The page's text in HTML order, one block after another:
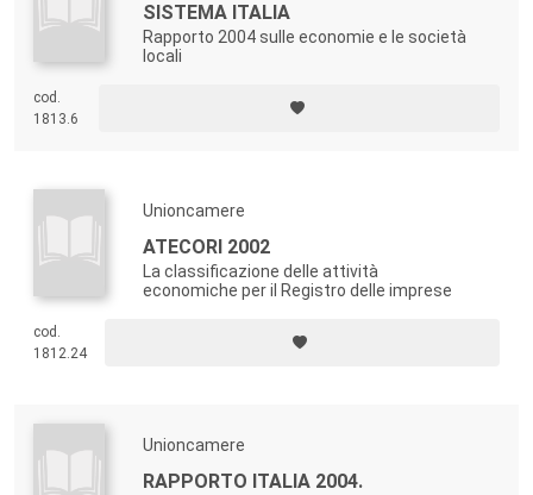
SISTEMA ITALIA
Rapporto 2004 sulle economie e le società
locali
cod.
1813.6
Unioncamere
ATECORI 2002
La classificazione delle attività
economiche per il Registro delle imprese
cod.
1812.24
Unioncamere
RAPPORTO ITALIA 2004.